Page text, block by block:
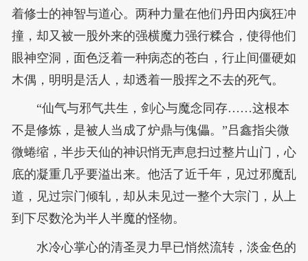
着修士的神智与道心。两种力量在他们丹田内疯狂冲
撞，却又被一股外来的强横魔力强行糅合，使得他们
眼神空洞，面色泛着一种病态的苍白，行止间僵硬如
木偶，明明是活人，却透着一股挥之不去的死气。
“仙气与邪气共生，剑心与魔念同存……这根本
不是修炼，是被人当成了炉鼎与傀儡。”吕鑫指尖微
微蜷缩，半步天仙的神识悄无声息扫过整片山门，心
底的凝重几乎要溢出来。他活了近千年，见过邪魔乱
道，见过宗门倾轧，却从未见过一整个大宗门，从上
到下尽数沦为半人半魔的怪物。
水冷心掌心的清圣灵力早已悄然流转，淡金色的